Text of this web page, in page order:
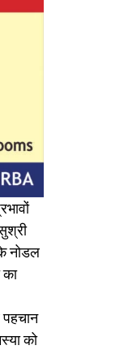
नोडल
का
पहचान
को